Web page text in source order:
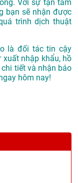
Với sự tận tâm
bạn sẽ nhận được
trình dịch thuật
là đối tác tin cậy
nhập khẩu, hồ
tiết và nhận báo
hôm nay!